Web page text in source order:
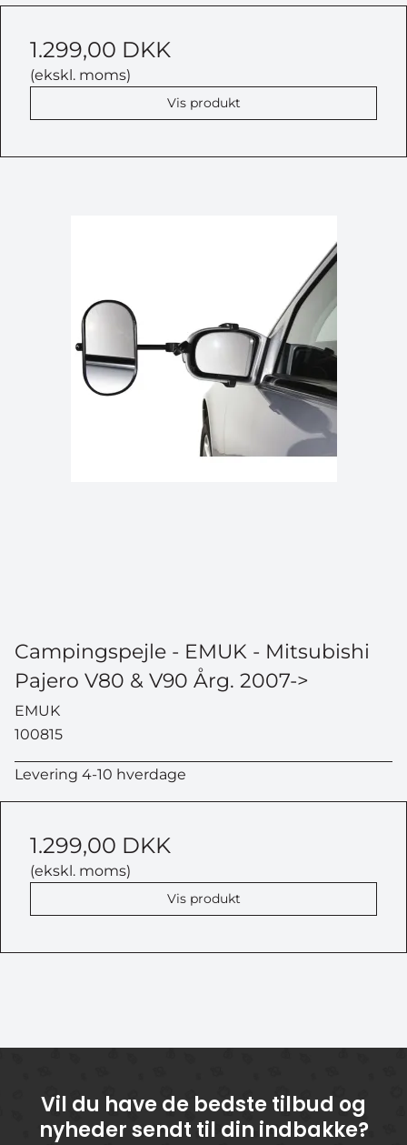
1.299,00 DKK
(ekskl. moms)
Vis produkt
Campingspejle - EMUK - Mitsubishi
Pajero V80 & V90 Årg. 2007->
EMUK
100815
Levering 4-10 hverdage
1.299,00 DKK
(ekskl. moms)
Vis produkt
Vil du have de bedste tilbud og
nyheder sendt til din indbakke?